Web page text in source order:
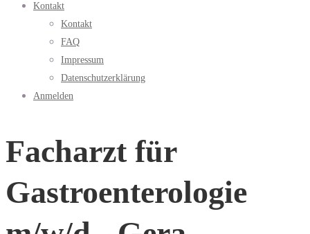
Kontakt
Kontakt
FAQ
Impressum
Datenschutzerklärung
Anmelden
Facharzt für
Gastroenterologie